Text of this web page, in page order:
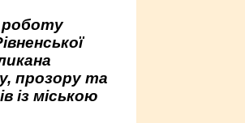
роботу
прозору та
із міською